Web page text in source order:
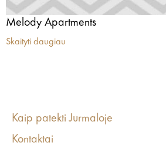
Melody Apartments
Skaityti daugiau
Kaip patekti Jurmaloje
Kontaktai